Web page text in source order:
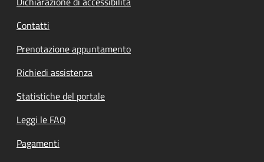
Contatti
Prenotazione appuntamento
Richiedi assistenza
Statistiche del portale
Leggi le FAQ
Pagamenti